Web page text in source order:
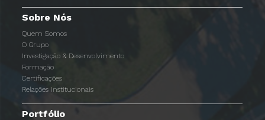
Sobre Nós
Quem Somos
O Grupo
Investigação & Desenvolvimento
Formação
Certificações
Relações Institucionais
Portfólio